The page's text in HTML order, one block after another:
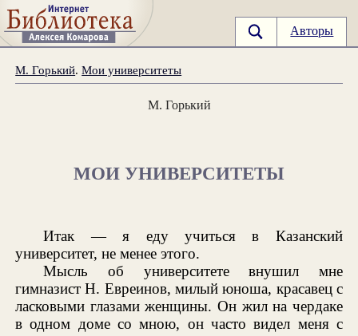
Авторы
М. Горький.Мои университеты
М. Горький
МОИ УНИВЕРСИТЕТЫ
Итак — я еду учиться в Казанский
университет, не менее этого.
Мысль об университете внушил мне
гимназист Н. Евреинов, милый юноша, красавец с
ласковыми глазами женщины. Он жил на чердаке
в одном доме со мною, он часто видел меня с